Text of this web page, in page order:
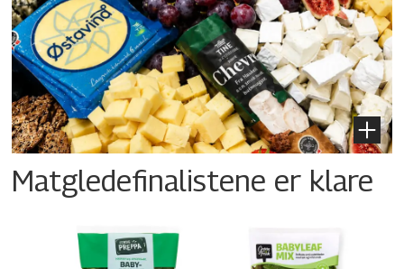
Matgledefinalistene er klare